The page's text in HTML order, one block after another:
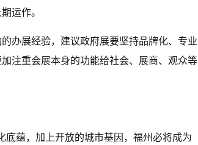
运作。
办展经验，建议政府展要坚持品牌化、专业
注重会展本身的功能给社会、展商、观众等
底蕴，加上开放的城市基因，福州必将成为